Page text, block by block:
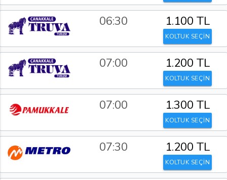
06:30 1.100 TL
KOLTUK SEÇİN
07:00 1.200 TL
KOLTUK SEÇİN
07:00 1.300 TL
KOLTUK SEÇİN
07:30 1.200 TL
KOLTUK SEÇİN